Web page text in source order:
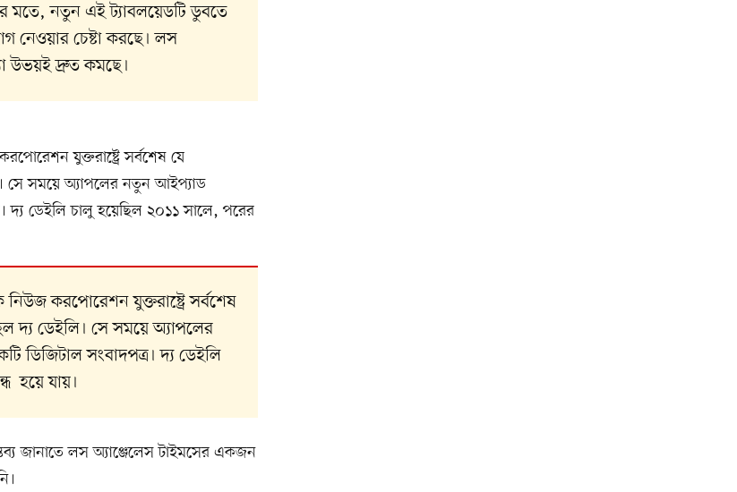
মতে, নতুন এই ট্যাবলয়েডটি ডুবতে
নেওয়ার চেষ্টা করছে। লস
উভয়ই দ্রুত কমছে।
যুক্তরাষ্ট্রে সর্বশেষ যে
সে সময়ে অ্যাপলের নতুন আইপ্যাড
দ্য ডেইলি চালু হয়েছিল ২০১১ সালে, পরের
নিউজ করপোরেশন যুক্তরাষ্ট্রে সর্বশেষ
দ্য ডেইলি। সে সময়ে অ্যাপলের
ডিজিটাল সংবাদপত্র। দ্য ডেইলি
হয়ে যায়।
জানাতে লস অ্যাঞ্জেলেস টাইমসের একজন